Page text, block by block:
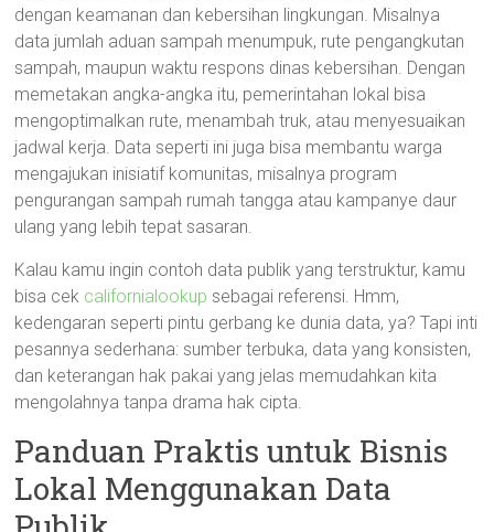
dengan keamanan dan kebersihan lingkungan. Misalnya
data jumlah aduan sampah menumpuk, rute pengangkutan
sampah, maupun waktu respons dinas kebersihan. Dengan
memetakan angka-angka itu, pemerintahan lokal bisa
mengoptimalkan rute, menambah truk, atau menyesuaikan
jadwal kerja. Data seperti ini juga bisa membantu warga
mengajukan inisiatif komunitas, misalnya program
pengurangan sampah rumah tangga atau kampanye daur
ulang yang lebih tepat sasaran.
Kalau kamu ingin contoh data publik yang terstruktur, kamu
bisa cek californialookup sebagai referensi. Hmm,
kedengaran seperti pintu gerbang ke dunia data, ya? Tapi inti
pesannya sederhana: sumber terbuka, data yang konsisten,
dan keterangan hak pakai yang jelas memudahkan kita
mengolahnya tanpa drama hak cipta.
Panduan Praktis untuk Bisnis
Lokal Menggunakan Data